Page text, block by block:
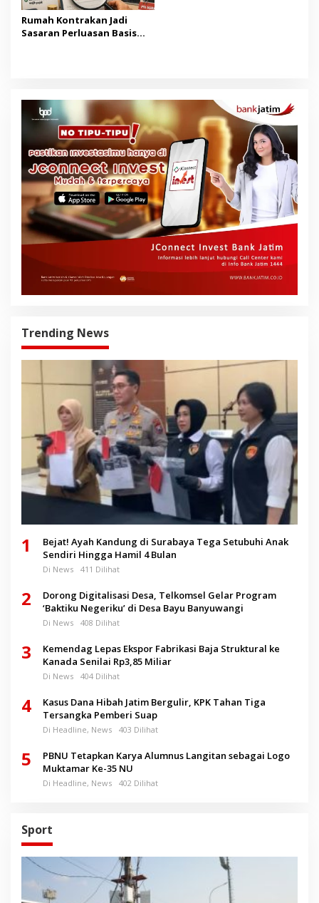
Rumah Kontrakan Jadi
Sasaran Perluasan Basis
Trending News
1
Bejat! Ayah Kandung di Surabaya Tega Setubuhi Anak
Sendiri Hingga Hamil 4 Bulan
Di News 411 Dilihat
2
Dorong Digitalisasi Desa, Telkomsel Gelar Program
‘Baktiku Negeriku’ di Desa Bayu Banyuwangi
Di News 408 Dilihat
3
Kemendag Lepas Ekspor Fabrikasi Baja Struktural ke
Kanada Senilai Rp3,85 Miliar
Di News 404 Dilihat
4
Kasus Dana Hibah Jatim Bergulir, KPK Tahan Tiga
Tersangka Pemberi Suap
Di Headline, News 403 Dilihat
5
PBNU Tetapkan Karya Alumnus Langitan sebagai Logo
Muktamar Ke-35 NU
Di Headline, News 402 Dilihat
Sport